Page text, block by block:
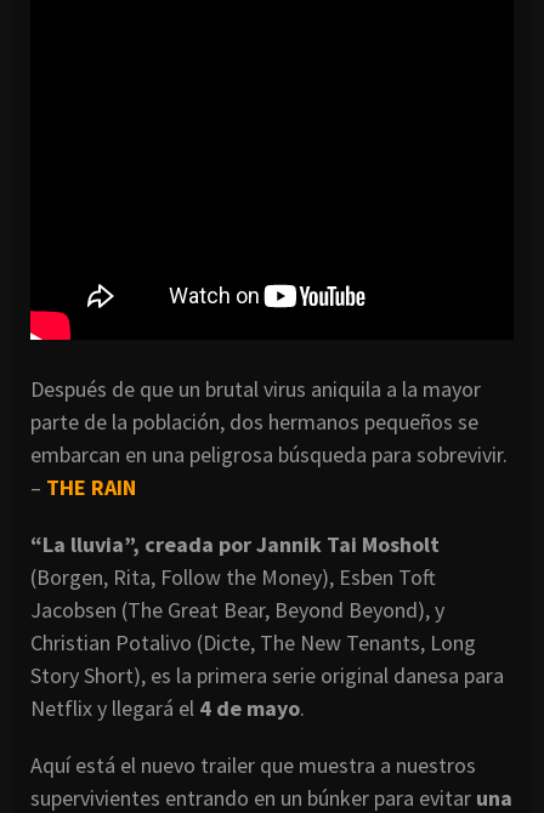
Después de que un brutal virus aniquila a la mayor
parte de la población, dos hermanos pequeños se
embarcan en una peligrosa búsqueda para sobrevivir.
– THE RAIN
“La lluvia”, creada por Jannik Tai Mosholt
(Borgen, Rita, Follow the Money), Esben Toft
Jacobsen (The Great Bear, Beyond Beyond), y
Christian Potalivo (Dicte, The New Tenants, Long
Story Short), es la primera serie original danesa para
Netflix y llegará el 4 de mayo.
Aquí está el nuevo trailer que muestra a nuestros
supervivientes entrando en un búnker para evitar una